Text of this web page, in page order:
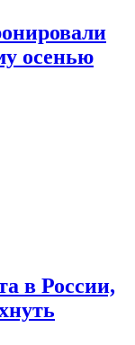
осенью
в России,